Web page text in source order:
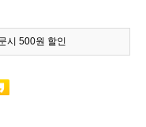
시 500원 할인